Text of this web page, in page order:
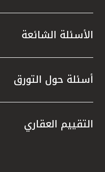
الأسئلة الشائعة
أسئلة حول التورق
التقييم العقاري